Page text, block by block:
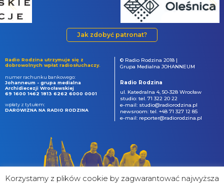
Jak zdobyć patronat?
Radio Rodzina utrzymuje się z
dobrowolnych wpłat radiosłuchaczy.
numer rachunku bankowego:
Johanneum - grupa medialna
Archidiecezji Wrocławskiej
69 1600 1462 1813 6262 6000 0001
wpłaty z tytułem:
DAROWIZNA NA RADIO RODZINA
© Radio Rodzina 2018 |
Grupa Medialna JOHANNEUM
Radio Rodzina
ul. Katedralna 4, 50-328 Wrocław
studio: tel. 71 322 20 22
e-mail: studio@radiorodzina.pl
newsroom: tel. +48 71 327 12 85
e-mail: reporter@radiorodzina.pl
Korzystamy z plików cookie by zagwarantować najwyższa